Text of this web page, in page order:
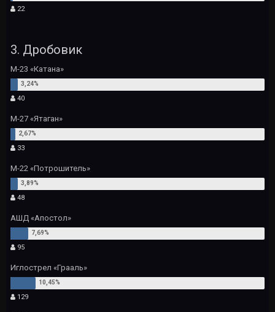
22
3. Дробовик
М-23 «Катана»
40
М-27 «Ятаган»
33
М-22 «Потрошитель»
48
АШД «Апостол»
95
Иглострел «Грааль»
129